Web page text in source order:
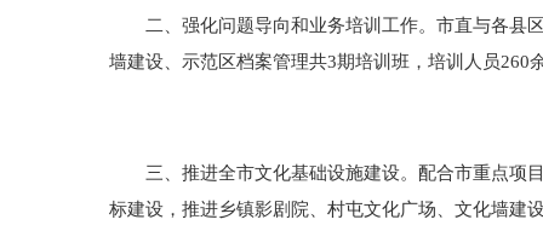
二、强化问题导向和业务培训工作。市直与各县区
墙建设、示范区档案管理共3期培训班，培训人员
三、推进全市文化基础设施建设。配合市重点项目
标建设，推进乡镇影剧院、村屯文化广场、文化墙建